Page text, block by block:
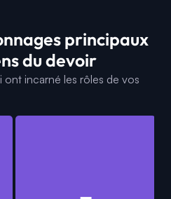
principaux
du devoir
incarné les rôles de vos